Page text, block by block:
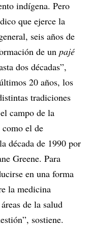
indígena. Pero
que ejerce la
seis años de
de un pajé
dos décadas”,
20 años, los
tradiciones
campo de la
como el de
década de 1990 por
Greene. Para
en una forma
la medicina
de la salud
sostiene.